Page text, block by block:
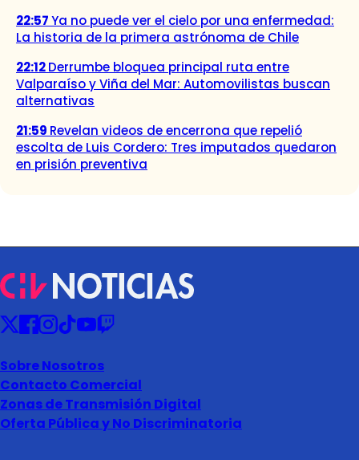
22:57Ya no puede ver el cielo por una enfermedad:
La historia de la primera astrónoma de Chile
22:12Derrumbe bloquea principal ruta entre
Valparaíso y Viña del Mar: Automovilistas buscan
alternativas
21:59 Revelan videos de encerrona que repelió
escolta de Luis Cordero: Tres imputados quedaron
en prisión preventiva
Sobre Nosotros
Contacto Comercial
Zonas de Transmisión Digital
Oferta Pública y No Discriminatoria